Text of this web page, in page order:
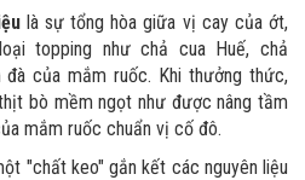
là sự tổng hòa giữa vị cay của ớt,
topping như chả cua Huế, chả
của mắm ruốc. Khi thưởng thức,
bò mềm ngọt như được nâng tầm
mắm ruốc chuẩn vị cố đô.
"chất keo" gắn kết các nguyên liệu